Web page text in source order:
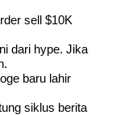
sell $10K
dari hype. Jika
baru lahir
siklus berita